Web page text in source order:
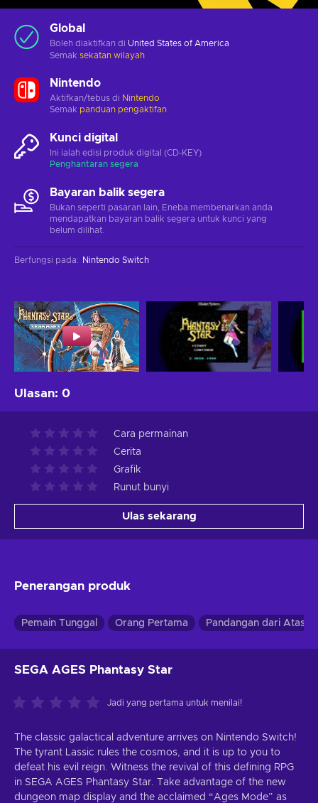
Global
Boleh diaktifkan di United States of America
Semak sekatan wilayah
Nintendo
Aktifkan/tebus di Nintendo
Semak panduan pengaktifan
Kunci digital
Ini ialah edisi produk digital (CD-KEY)
Penghantaran segera
Bayaran balik segera
Bukan seperti pasaran lain, Eneba membenarkan anda
mendapatkan bayaran balik segera untuk kunci yang
belum dilihat.
Berfungsi pada: Nintendo Switch
Ulasan: 0
Cara permainan
Cerita
Grafik
Runut bunyi
Ulas sekarang
Penerangan produk
Pemain Tunggal Orang Pertama Pandangan dari Atas
SEGA AGES Phantasy Star
Jadi yang pertama untuk menilai!
The classic galactical adventure arrives on Nintendo Switch!
The tyrant Lassic rules the cosmos, and it is up to you to
defeat his evil reign. Witness the revival of this defining RPG
in SEGA AGES Phantasy Star. Take advantage of the new
dungeon map display and the acclaimed “Ages Mode” as